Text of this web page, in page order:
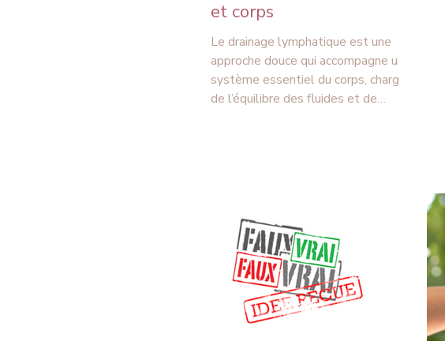
et corps
Le drainage lymphatique est une
approche douce qui accompagne un
système essentiel du corps, chargé
de l’équilibre des fluides et de
glissements lents et un toucher
respectueux. Pratiqué régulièrement,
il favorise une sensation de légèreté,
de détente et une meilleure perc